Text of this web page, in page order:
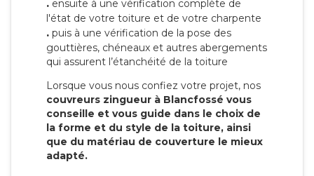
. ensuite à une vérification complète de
l'état de votre toiture et de votre charpente
. puis à une vérification de la pose des
gouttières, chéneaux et autres abergements
qui assurent l’étanchéité de la toiture
Lorsque vous nous confiez votre projet, nos
couvreurs zingueur à Blancfossé vous
conseille et vous guide dans le choix de
la forme et du style de la toiture, ainsi
que du matériau de couverture le mieux
adapté.